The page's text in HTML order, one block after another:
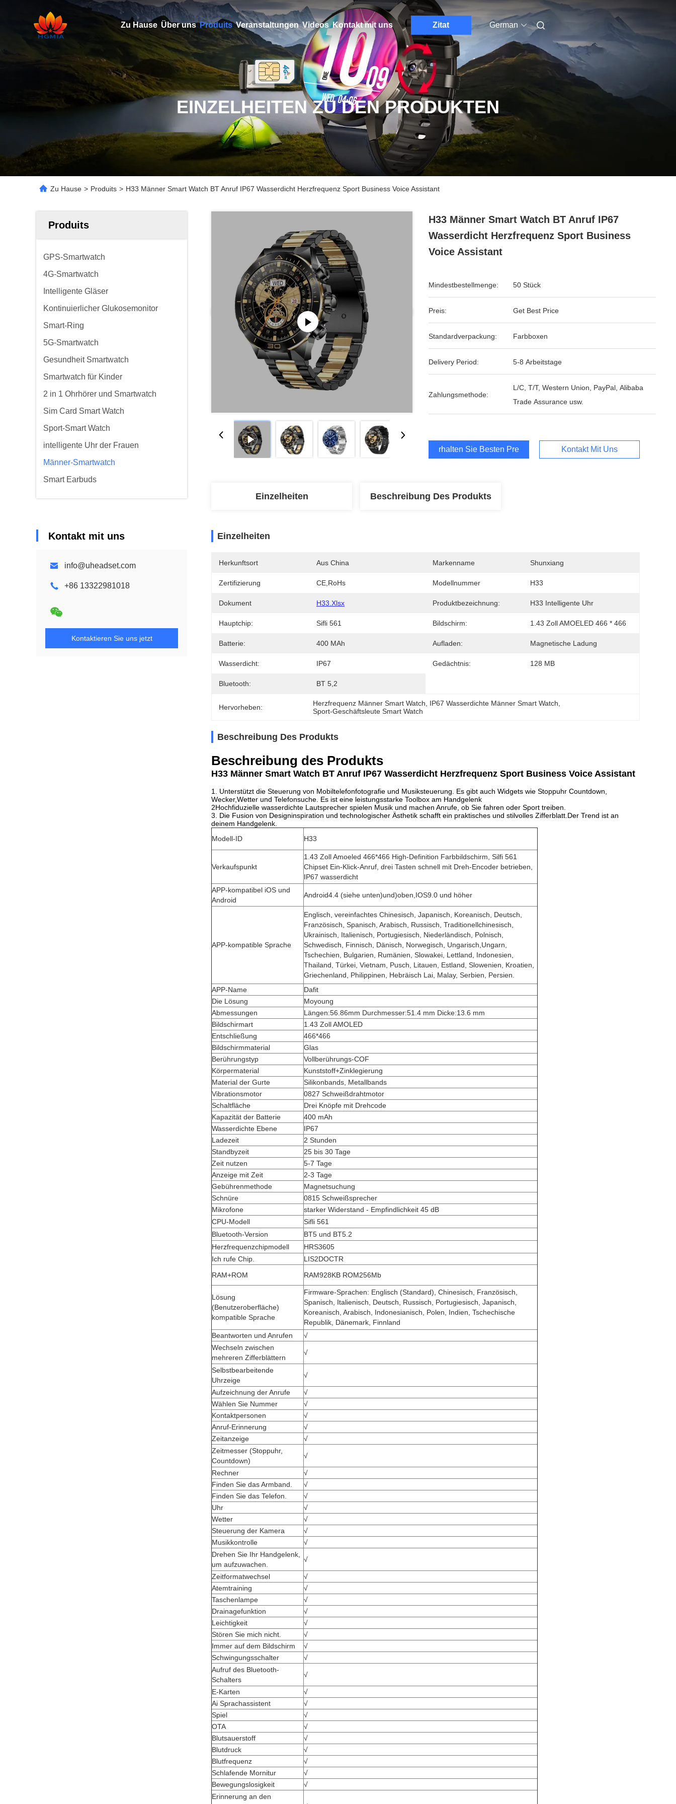
Zu Hause Über uns Produits Veranstaltungen Videos Kontakt mit uns Zitat German
EINZELHEITEN ZU DEN PRODUKTEN
Zu Hause > Produits > H33 Männer Smart Watch BT Anruf IP67 Wasserdicht Herzfrequenz Sport Business Voice Assistant
Produits
GPS-Smartwatch
4G-Smartwatch
Intelligente Gläser
Kontinuierlicher Glukosemonitor
Smart-Ring
5G-Smartwatch
Gesundheit Smartwatch
Smartwatch für Kinder
2 in 1 Ohrhörer und Smartwatch
Sim Card Smart Watch
Sport-Smart Watch
intelligente Uhr der Frauen
Männer-Smartwatch
Smart Earbuds
Kontakt mit uns
info@uheadset.com
+86 13322981018
Kontaktieren Sie uns jetzt
H33 Männer Smart Watch BT Anruf IP67
Wasserdicht Herzfrequenz Sport Business
Voice Assistant
Mindestbestellmenge: 50 Stück
Preis: Get Best Price
Standardverpackung: Farbboxen
Delivery Period: 5-8 Arbeitstage
Zahlungsmethode:
L/C, T/T, Western Union, PayPal, Alibaba
Trade Assurance usw.
Erhalten Sie Besten Preis Kontakt Mit Uns
Einzelheiten Beschreibung Des Produkts
Einzelheiten
Herkunftsort Aus China Markenname Shunxiang
Zertifizierung CE,RoHs Modellnummer H33
Dokument H33.xlsx Produktbezeichnung: H33 Intelligente Uhr
Hauptchip: Sifli 561 Bildschirm: 1.43 Zoll AMOELED 466 * 466
Batterie: 400 MAh Aufladen: Magnetische Ladung
Wasserdicht: IP67 Gedächtnis: 128 MB
Bluetooth: BT 5,2
Hervorheben: Herzfrequenz Männer Smart Watch IP67 Wasserdichte Männer Smart Watch
Sport-Geschäftsleute Smart Watch
Beschreibung Des Produkts
Beschreibung des Produkts
H33 Männer Smart Watch BT Anruf IP67 Wasserdicht Herzfrequenz Sport Business Voice Assistant
1. Unterstützt die Steuerung von Mobiltelefonfotografie und Musiksteuerung. Es gibt auch Widgets wie Stoppuhr Countdown,
Wecker,Wetter und Telefonsuche. Es ist eine leistungsstarke Toolbox am Handgelenk
2Hochfiduzielle wasserdichte Lautsprecher spielen Musik und machen Anrufe, ob Sie fahren oder Sport treiben.
3. Die Fusion von Designinspiration und technologischer Ästhetik schafft ein praktisches und stilvolles Zifferblatt.Der Trend ist an
deinem Handgelenk.
Modell-ID
H33
Verkaufspunkt
1.43 Zoll Amoeled 466*466 High-Definition Farbbildschirm, Silfi 561
Chipset Ein-Klick-Anruf, drei Tasten schnell mit Dreh-Encoder betrieben,
IP67 wasserdicht
APP-kompatibel iOS und
Android
Android4.4 (siehe unten)und)oben, IOS9.0 und höher
APP-kompatible Sprache
Englisch, vereinfachtes Chinesisch, Japanisch, Koreanisch, Deutsch,
Französisch, Spanisch, Arabisch, Russisch, Traditionellchinesisch,
Ukrainisch, Italienisch, Portugiesisch, Niederländisch, Polnisch,
Schwedisch, Finnisch, Dänisch, Norwegisch, Ungarisch,Ungarn,
Tschechien, Bulgarien, Rumänien, Slowakei, Lettland, Indonesien,
Thailand, Türkei, Vietnam, Pusch, Litauen, Estland, Slowenien, Kroatien,
Griechenland, Philippinen, Hebräisch Lai, Malay, Serbien, Persien.
APP-Name
Dafit
Die Lösung
Moyoung
Abmessungen
Längen:56.86mm Durchmesser:51.4 mm Dicke:13.6 mm
Bildschirmart
1.43 Zoll AMOLED
Entschließung
466*466
Bildschirmmaterial
Glas
Berührungstyp
Vollberührungs-COF
Körpermaterial
Kunststoff+Zinklegierung
Material der Gurte
Silikonbands, Metallbands
Vibrationsmotor
0827 Schweißdrahtmotor
Schaltfläche
Drei Knöpfe mit Drehcode
Kapazität der Batterie
400 mAh
Wasserdichte Ebene
IP67
Ladezeit
2 Stunden
Standbyzeit
25 bis 30 Tage
Zeit nutzen
5-7 Tage
Anzeige mit Zeit
2-3 Tage
Gebührenmethode
Magnetsuchung
Schnüre
0815 Schweißsprecher
Mikrofone
starker Widerstand - Empfindlichkeit 45 dB
CPU-Modell
Sifli 561
Bluetooth-Version
BT5 und BT5.2
Herzfrequenzchipmodell
HRS3605
Ich rufe Chip.
LIS2DOCTR
RAM+ROM
RAM928KB ROM256Mb
Lösung
(Benutzeroberfläche)
kompatible Sprache
Firmware-Sprachen: Englisch (Standard), Chinesisch, Französisch,
Spanisch, Italienisch, Deutsch, Russisch, Portugiesisch, Japanisch,
Koreanisch, Arabisch, Indonesianisch, Polen, Indien, Tschechische
Republik, Dänemark, Finnland
Beantworten und Anrufen
√
Wechseln zwischen
mehreren Zifferblättern
√
Selbstbearbeitende
Uhrzeige
√
Aufzeichnung der Anrufe
√
Wählen Sie Nummer
√
Kontaktpersonen
√
Anruf-Erinnerung
√
Zeitanzeige
√
Zeitmesser (Stoppuhr,
Countdown)
√
Rechner
√
Finden Sie das Armband.
√
Finden Sie das Telefon.
√
Uhr
√
Wetter
√
Steuerung der Kamera
√
Musikkontrolle
√
Drehen Sie Ihr Handgelenk,
um aufzuwachen.
√
Zeitformatwechsel
√
Atemtraining
√
Taschenlampe
√
Drainagefunktion
√
Leichtigkeit
√
Stören Sie mich nicht.
√
Immer auf dem Bildschirm
√
Schwingungsschalter
√
Aufruf des Bluetooth-
Schalters
√
E-Karten
√
Ai Sprachassistent
√
Spiel
√
OTA
√
Blutsauerstoff
√
Blutdruck
√
Blutfrequenz
√
Schlafende Mornitur
√
Bewegungslosigkeit
√
Erinnerung an den